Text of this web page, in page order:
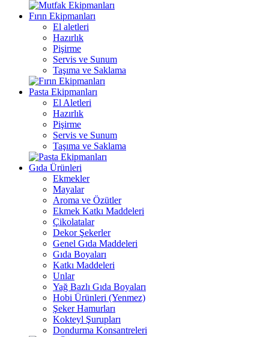
Fırın Ekipmanları
El aletleri
Hazırlık
Pişirme
Servis ve Sunum
Taşıma ve Saklama
Pasta Ekipmanları
El Aletleri
Hazırlık
Pişirme
Servis ve Sunum
Taşıma ve Saklama
Gıda Ürünleri
Ekmekler
Mayalar
Aroma ve Özütler
Ekmek Katkı Maddeleri
Çikolatalar
Dekor Şekerler
Genel Gıda Maddeleri
Gıda Boyaları
Katkı Maddeleri
Unlar
Yağ Bazlı Gıda Boyaları
Hobi Ürünleri (Yenmez)
Şeker Hamurları
Kokteyl Şurupları
Dondurma Konsantreleri